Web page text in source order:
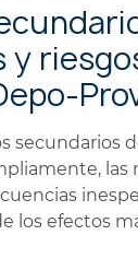
y
secundarios
las
los efectos